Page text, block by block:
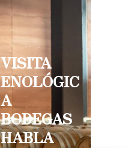
VISITA
ENOLÓGIC
A
BODEGAS
HABLA